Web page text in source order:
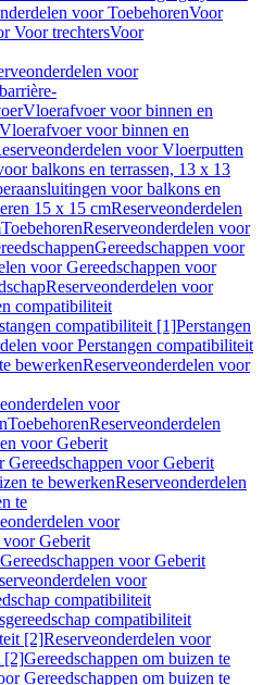
voor ToebehorenVoor
Voor trechtersVoor
voor
Vloerafvoer voor binnen en
voor binnen en
voor Vloerputten
balkons en terrassen, 13 x 13
voor balkons en
15 x 15 cmReserveonderdelen
ToebehorenReserveonderdelen voor
Gereedschappen voor
voor Gereedschappen voor
Reserveonderdelen voor
compatibiliteit
compatibiliteit [1]Perstangen
voor Perstangen compatibiliteit
bewerkenReserveonderdelen voor
voor
ToebehorenReserveonderdelen
voor Geberit
Gereedschappen voor Geberit
te bewerkenReserveonderdelen
te
voor
voor Geberit
voor Geberit
voor
compatibiliteit
compatibiliteit
[2]Reserveonderdelen voor
[2]Gereedschappen om buizen te
Gereedschappen om buizen te